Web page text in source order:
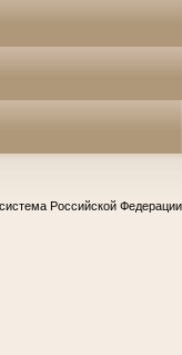
Российской